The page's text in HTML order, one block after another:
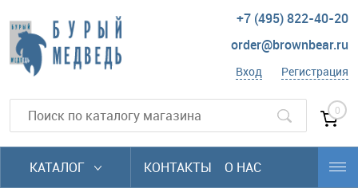
+7 (495) 822-40-20
order@brownbear.ru
Вход Регистрация
0
КАТАЛОГ КОНТАКТЫ О НАС